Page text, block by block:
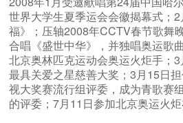
世界大学生夏季运会会徽揭幕式；
福》；压轴2008年CCTV春节歌舞
合唱《盛世中华》，并独唱奥运歌
北京奥林匹克运动会奥运火炬手；
最具关爱之星慈善大奖；3月15日
视大奖赛流行组评委，成为青歌赛
的评委；7月11日参加北京奥运火炬